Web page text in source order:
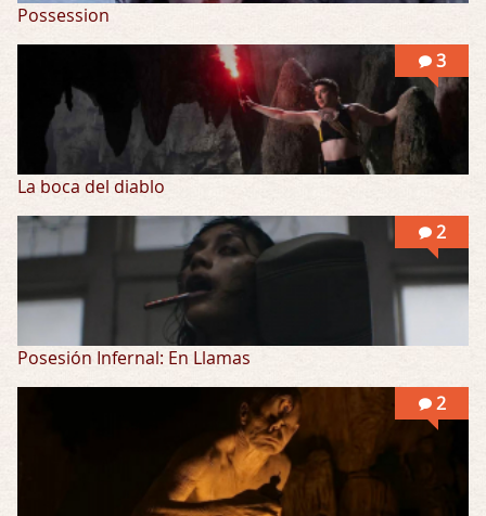
Possession
3
La boca del diablo
2
Posesión Infernal: En Llamas
2